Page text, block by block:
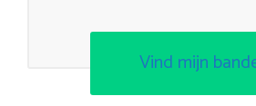
Vind mijn